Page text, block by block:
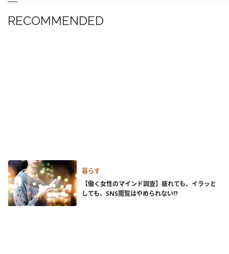
RECOMMENDED
暮らす
【働く女性のマインド調査】疲れても、イラッと
しても、SNS閲覧はやめられない!?